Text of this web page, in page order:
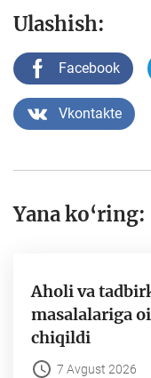
Ulashish:
Facebook
Vkontakte
Yana ko‘ring:
Aholi va
masalalariga
chiqildi
7 Avgust 2026